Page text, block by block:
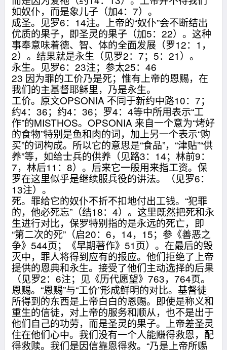
如奴仆，而是象儿子（加4：7）。
成圣。见罗6：14注。上帝的“奴仆”会不断结出
优质的果子，即圣灵的果子（加5：22）。这种
事奉意味着德、智、体的全面发展（罗12：1，
2）。结果就是永生（见罗2：7；5：21）。
永生。见罗6：23注；参太25：46
23 因为罪的工价乃是死；惟有上帝的恩赐，在
我们的主基督耶稣里，乃是永生。
工价。原文OPSONIA 不同于新约中路10：7；
约4：36；约4：36；罗4：4等中所用表示“工
作”的MISTHOS。OPSONIA 来自一个意为“烤好
的食物”特别是鱼和肉的词，加上另一个表示“购
买”的词构成。所以它的意思是“食品”，“津贴”“供
养”等，如给士兵的供养（见路3：14；林前9：
7，林后11：8）。后来它一般用来指工资。保
罗在这里似乎是继续服兵役的讲法。（见罗6：
13注）。
死。罪给它的奴仆不折不扣地付出工钱。“犯罪
的，他必死忘”（结18：4）。这里既然把死和永
生进行对比，保罗特别指的是永远的死亡，即
“第二次的死”（启20：6，14，15；参《善恶之
争》544页；《早期著作》51页）。在最后的毁
灭中，罪人将得到应有的报应。他们拒绝了上帝
提供的恩典和永生。接受了他们主动选择的后果
（见罗2：6注；见《历代愿望》763，764页。
恩赐。“恩赐”与“工价”形成鲜明的对比。基督徒
所得到的东西是上帝白白的恩赐。即使是称义和
重生的信徒，对上帝的服务和顺从，也不是出于
他们自己的功劳，而是圣灵的果子。上帝差圣灵
住在他们心中。我们没有一个人能赚得救恩，配
得救赎。我们是因信靠恩得救。“乃是上帝所赐